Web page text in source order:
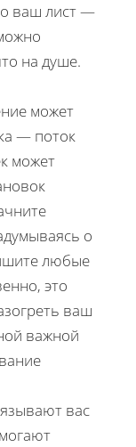
ваш лист —
на душе.
может
— поток
может
о
любые
это
ваш
важной
вас